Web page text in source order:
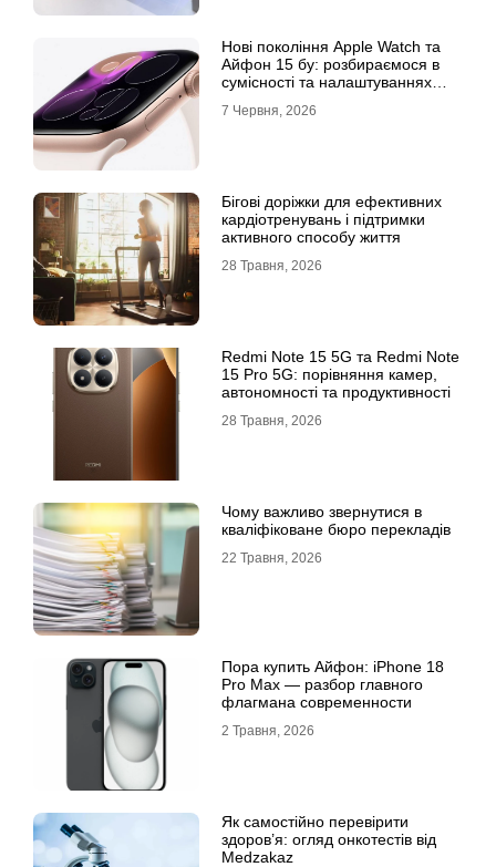
Нові покоління Apple Watch та
Айфон 15 бу: розбираємося в
сумісності та налаштуваннях
7 Червня, 2026
Бігові доріжки для ефективних
кардіотренувань і підтримки
активного способу життя
28 Травня, 2026
Redmi Note 15 5G та Redmi Note
15 Pro 5G: порівняння камер,
автономності та продуктивності
28 Травня, 2026
Чому важливо звернутися в
кваліфіковане бюро перекладів
22 Травня, 2026
Пора купить Айфон: iPhone 18
Pro Max — разбор главного
флагмана современности
2 Травня, 2026
Як самостійно перевірити
здоров’я: огляд онкотестів від
Medzakaz